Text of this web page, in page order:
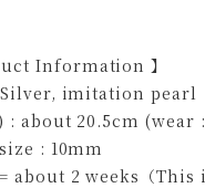
Information 】
imitation pearl
about 20.5cm (wear
: 10mm
about 2 weeks（This